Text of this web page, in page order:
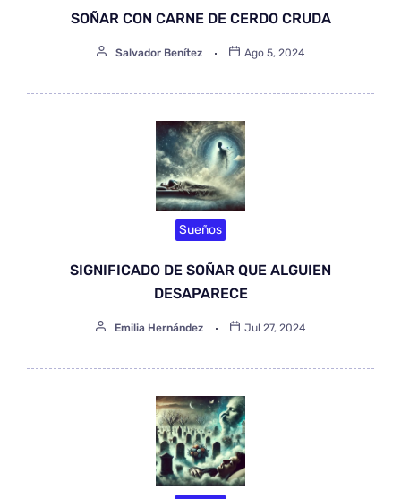
SOÑAR CON CARNE DE CERDO CRUDA
Salvador Benítez Ago 5, 2024
Sueños
SIGNIFICADO DE SOÑAR QUE ALGUIEN
DESAPARECE
Emilia Hernández Jul 27, 2024